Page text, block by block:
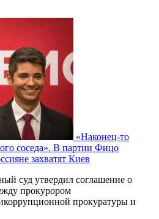
«Наконец-то
соседа». В партии Фицо
захватят Киев
суд утвердил соглашение о
прокурором
прокуратуры и